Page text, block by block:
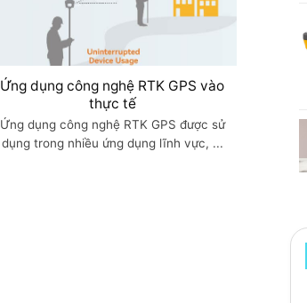
Ứng dụng công nghệ RTK GPS vào
thực tế
Ứng dụng công nghệ RTK GPS được sử
dụng trong nhiều ứng dụng lĩnh vực, ...